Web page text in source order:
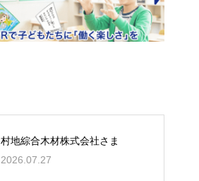
村地綜合木材株式会社さま
2026.07.27